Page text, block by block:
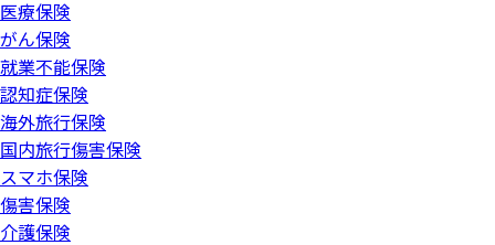
医療保険
がん保険
就業不能保険
認知症保険
海外旅行保険
国内旅行傷害保険
スマホ保険
傷害保険
介護保険